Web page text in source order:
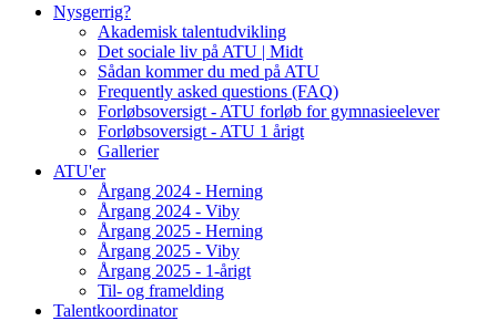
Nysgerrig?
Akademisk talentudvikling
Det sociale liv på ATU | Midt
Sådan kommer du med på ATU
Frequently asked questions (FAQ)
Forløbsoversigt - ATU forløb for gymnasieelever
Forløbsoversigt - ATU 1 årigt
Gallerier
ATU'er
Årgang 2024 - Herning
Årgang 2024 - Viby
Årgang 2025 - Herning
Årgang 2025 - Viby
Årgang 2025 - 1-årigt
Til- og framelding
Talentkoordinator